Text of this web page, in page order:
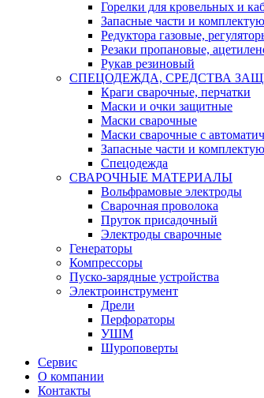
Горелки для кровельных и
Запасные части и
Редуктора газовые,
Резаки пропановые,
Рукав резиновый
СПЕЦОДЕЖДА, СРЕДСТВА
Краги сварочные, перчатки
Маски и очки защитные
Маски сварочные
Маски сварочные с
Запасные части и
Спецодежда
СВАРОЧНЫЕ МАТЕРИАЛЫ
Вольфрамовые электроды
Сварочная проволока
Пруток присадочный
Электроды сварочные
Генераторы
Компрессоры
Пуско-зарядные устройства
Электроинструмент
Дрели
Перфораторы
УШМ
Шуроповерты
Сервис
О компании
Контакты